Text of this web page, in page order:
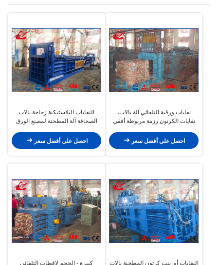
نفايات ورقية التلقائي آلة بالات،
نفايات الكرتون رزمة مربوطة أفقي
احصل على أفضل سعر
النفايات البلاستيكية زجاجة بالات
الصحافة آلة المطحنة لمصنع الورق
احصل على أفضل سعر
النفايات أورينت كرتون المطحنة بالات كبيرة - الحجم لاقطات التلقائي